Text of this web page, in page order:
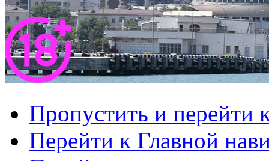
Пропустить и перейти
Перейти к Главной